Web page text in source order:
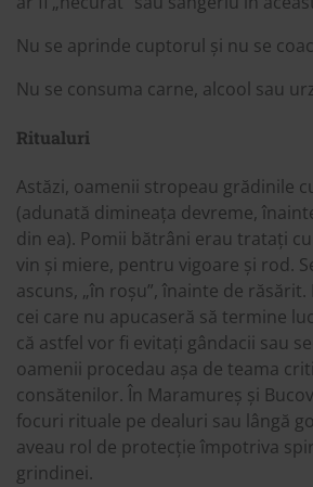
Nu se aprinde cuptorul și nu se
Nu se consuma carne, alcool sau
Ritualuri
Astăzi, oamenii stropeau grădinile
(adunată dimineața devreme,
din ea). Pomii bătrâni erau tratați
vin și miere, pentru vigoare și rod.
ascuns, „în roșu”, înainte de răsărit.
cei care nu apucaseră să termine
că astfel vor fi evitați gândacii sau
oamenii procedau așa de teama
consătenilor. În Maramureș și
focuri rituale pe dealuri sau lângă
aveau rol de protecție împotriva
grindinei.